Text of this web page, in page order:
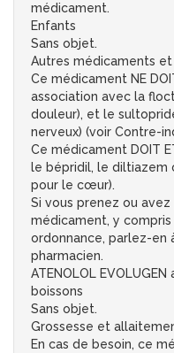
médicament.
Enfants
Sans objet.
Autres médicaments et
Ce médicament NE
association avec la
douleur), et le
nerveux) (voir Contre-
Ce médicament DOIT
le bépridil, le diltiazem
pour le cœur).
Si vous prenez ou
médicament, y
ordonnance, parlez-en
pharmacien.
ATENOLOL
boissons
Sans objet.
Grossesse et
En cas de besoin, ce